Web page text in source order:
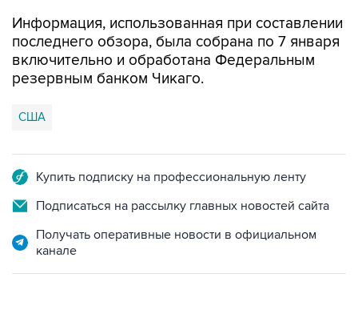
Информация, использованная при составлении
последнего обзора, была собрана по 7 января
включительно и обработана Федеральным
резервным банком Чикаго.
США
Купить подписку на профессиональную ленту
Подписаться на рассылку главных новостей сайта
Получать оперативные новости в официальном
канале